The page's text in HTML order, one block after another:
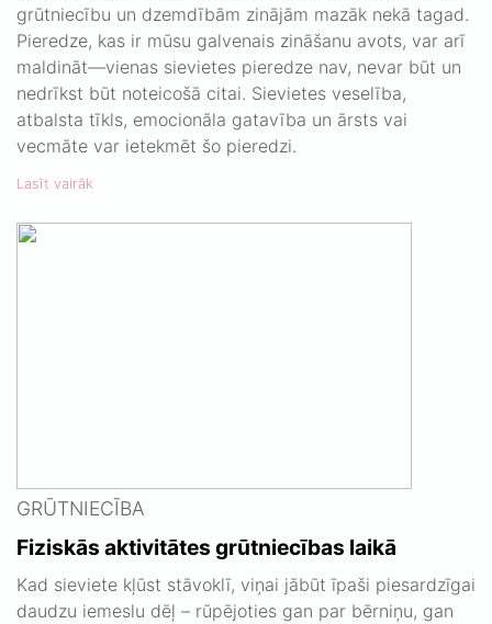
grūtniecību un dzemdībām zinājām mazāk nekā tagad.
Pieredze, kas ir mūsu galvenais zināšanu avots, var arī
maldināt—vienas sievietes pieredze nav, nevar būt un
nedrīkst būt noteicošā citai. Sievietes veselība,
atbalsta tīkls, emocionāla gatavība un ārsts vai
vecmāte var ietekmēt šo pieredzi.
Lasīt vairāk
GRŪTNIECĪBA
Fiziskās aktivitātes grūtniecības laikā
Kad sieviete kļūst stāvoklī, viņai jābūt īpaši piesardzīgai
daudzu iemeslu dēļ – rūpējoties gan par bērniņu, gan